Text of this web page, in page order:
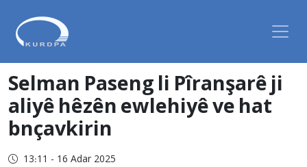
Selman Paseng li Pîranşarê ji
aliyê hêzên ewlehiyê ve hat
bnçavkirin
13:11 - 16 Adar 2025